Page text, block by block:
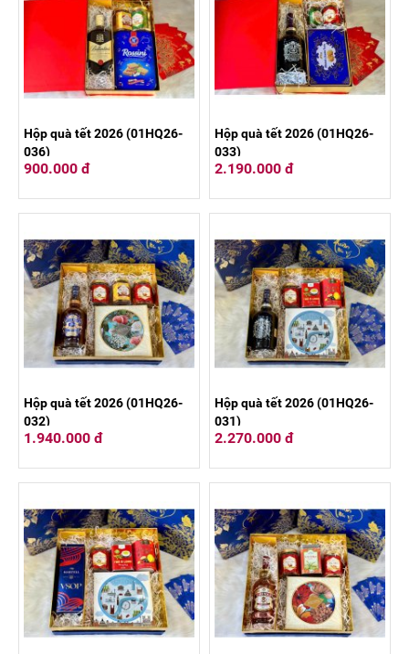
Hộp quà tết 2026 (01HQ26-
036)
900.000 đ
Hộp quà tết 2026 (01HQ26-
033)
2.190.000 đ
Hộp quà tết 2026 (01HQ26-
032)
1.940.000 đ
Hộp quà tết 2026 (01HQ26-
031)
2.270.000 đ